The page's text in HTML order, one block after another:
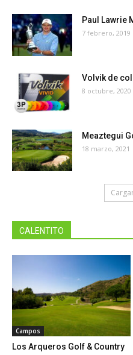
Paul Lawrie
7 febrero, 2019
Volvik de
8 octubre, 2020
Meaztegui
18 marzo, 2021
CALENTITO
Campos
Los Arqueros Golf & Country